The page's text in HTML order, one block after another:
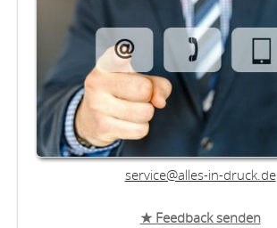
service@alles-in-druck.de
★ Feedback senden